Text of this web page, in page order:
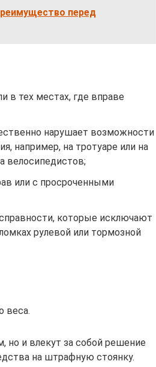
перед
в тех местах, где вправе
нарушает возможности
например, на тротуаре или на
велосипедистов;
или с просроченными
которые исключают
рулевой или тормозной
веса.
но и влекут за собой решение
на штрафную стоянку.